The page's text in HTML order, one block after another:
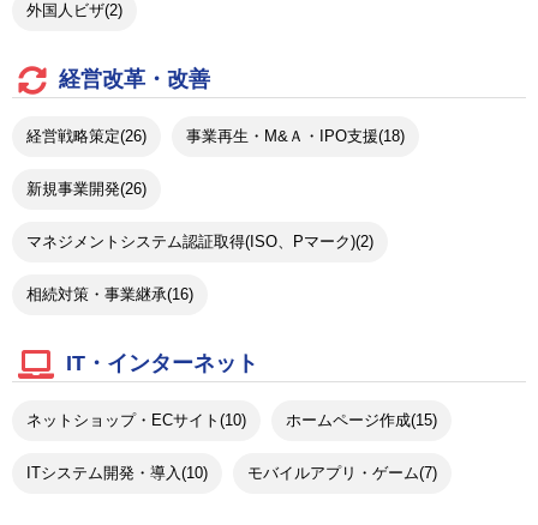
外国人ビザ(2)
経営改革・改善
経営戦略策定(26) 事業再生・M&Ａ・IPO支援(18)
新規事業開発(26)
マネジメントシステム認証取得(ISO、Pマーク)(2)
相続対策・事業継承(16)
IT・インターネット
ネットショップ・ECサイト(10) ホームページ作成(15)
ITシステム開発・導入(10) モバイルアプリ・ゲーム(7)